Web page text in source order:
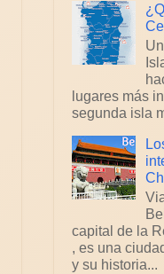
lugares más
segunda isla
capital de la
, es una
y su historia...